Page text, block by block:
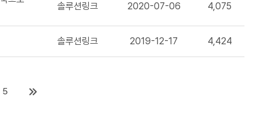
솔루션링크 2020-07-06 4,075
솔루션링크 2019-12-17 4,424
5